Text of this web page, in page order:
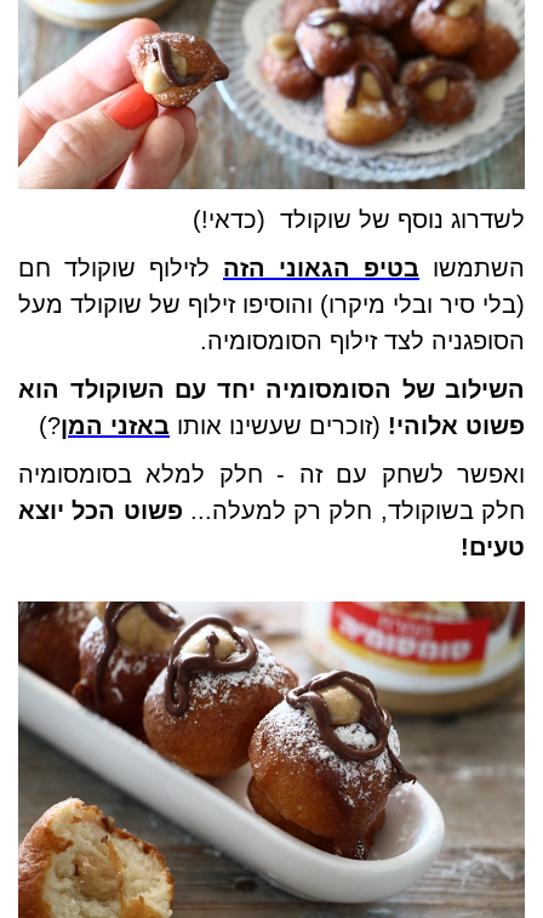
לשדרוג נוסף של שוקולד (כדאי!)
השתמשו בטיפ הגאוני הזה לזילוף שוקולד חם
(בלי סיר ובלי מיקרו) והוסיפו זילוף של שוקולד מעל
הסופגניה לצד זילוף הסומסומיה.
השילוב של הסומסומיה יחד עם השוקולד הוא
פשוט אלוהי! (זוכרים שעשינו אותו באזני המן?)
ואפשר לשחק עם זה - חלק למלא בסומסומיה
חלק בשוקולד, חלק רק למעלה... פשוט הכל יוצא
טעים!